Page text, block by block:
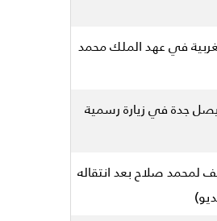
في عهد الملك محمد
جدة في زيارة رسمية
صلاح بعد انتقاله